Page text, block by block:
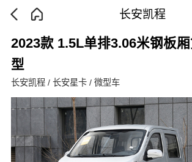
长安凯程
2023款 1.5L单排3.06米钢板
型
长安凯程 / 长安星卡 / 微型车